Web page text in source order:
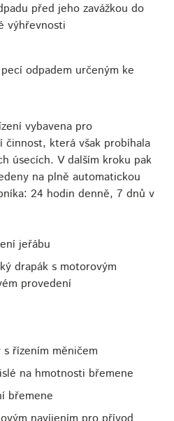
před jeho zavážkou do
výhřevnosti
odpadem určeným ke
vybavena pro
činnost, která však probíhala
úsecích. V dalším kroku pak
na plně automatickou
24 hodin denně, 7 dnů v
jeřábu
drapák s motorovým
provedení
řízením měničem
na hmotnosti břemene
břemene